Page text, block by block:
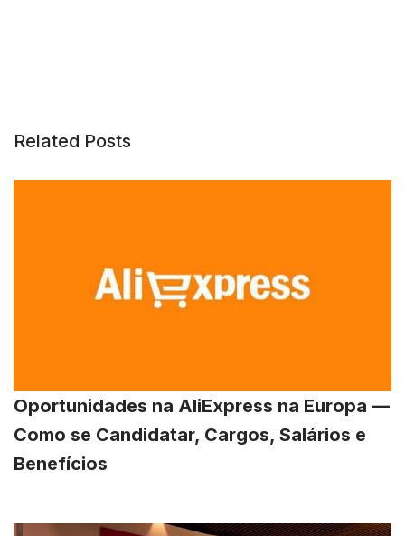
Related Posts
Oportunidades na AliExpress na Europa —
Como se Candidatar, Cargos, Salários e
Benefícios